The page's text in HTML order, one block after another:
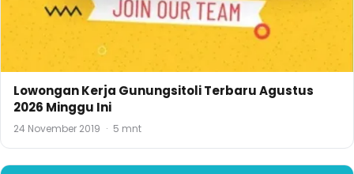
Lowongan Kerja Gunungsitoli Terbaru Agustus
2026 Minggu Ini
24 November 2019 · 5 mnt